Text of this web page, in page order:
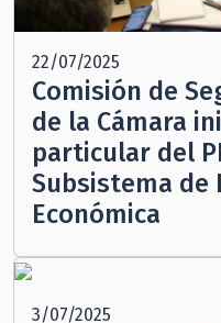
22/07/2025
Comisión de
de la Cámara
particular del
Subsistema de
Económica
3/07/2025